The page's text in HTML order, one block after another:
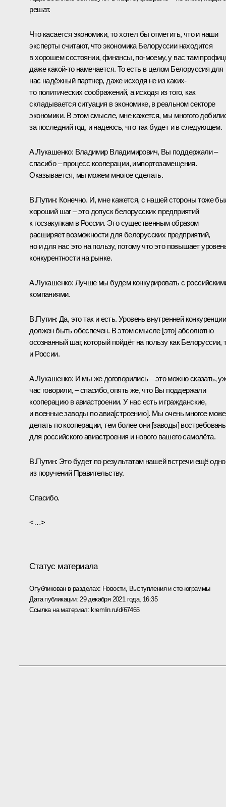
решат.
Что касается экономики, то хотел бы отметить, что и наши
эксперты считают, что экономика Белоруссии находится
в хорошем состоянии, финансы, по-моему, у вас там
даже какой-то намечается. То есть в целом Белоруссия для
нас надёжный партнер, даже исходя не из каких-
то политических соображений, а исходя из того, как
складывается ситуация в экономике, в реальном секторе
экономики. В этом смысле, мне кажется, мы многого
за последний год, и надеюсь, что так будет и в следующем.
А.Лукашенко: Владимир Владимирович, Вы поддержали –
спасибо – процесс кооперации, импортозамещения.
Оказывается, мы можем многое сделать.
В.Путин: Конечно. И, мне кажется, с нашей стороны тоже
хороший шаг – это допуск белорусских предприятий
к госзакупкам в России. Это существенным образом
расширяет возможности для белорусских предприятий,
но и для нас это на пользу, потому что это повышает
конкурентности на рынке.
А.Лукашенко: Лучше мы будем конкурировать с
компаниями.
В.Путин: Да, это так и есть. Уровень внутренней конкуренции
должен быть обеспечен. В этом смысле [это] абсолютно
осознанный шаг, который пойдёт на пользу как Белоруссии,
и России.
А.Лукашенко: И мы же договорились – это можно сказать,
час говорили, – спасибо, опять же, что Вы поддержали
кооперацию в авиастроении. У нас есть и гражданские,
и военные заводы по авиа[строению]. Мы очень многое
делать по кооперации, тем более они [заводы]
для российского авиастроения и нового вашего самолёта.
В.Путин: Это будет по результатам нашей встречи ещё одно
из поручений Правительству.
Спасибо.
<…>
Статус материала
Опубликован в разделах: Новости, Выступления и стенограммы
Дата публикации: 29 декабря 2021 года, 16:35
Ссылка на материал: kremlin.ru/d/67465